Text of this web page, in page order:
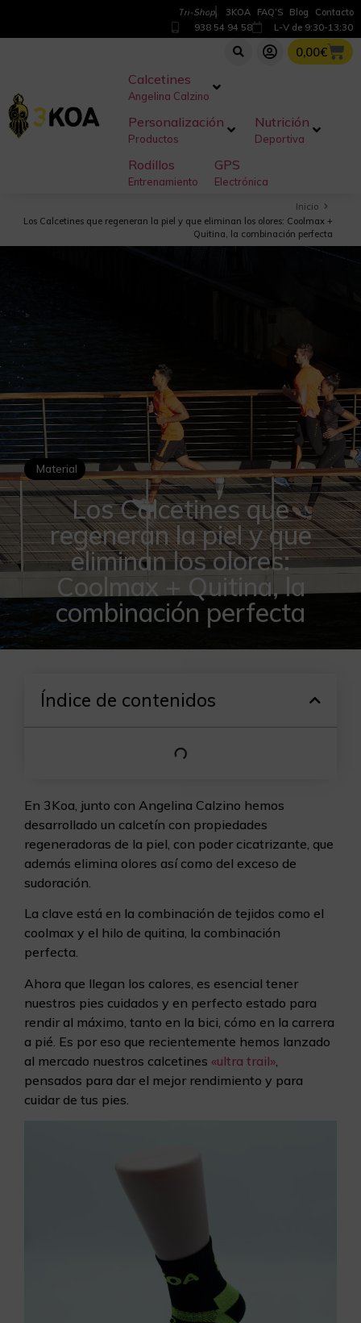
Tri-Shop 3KOA FAQ’S Blog Contacto
938 54 94 58 L-V de 9:30-13:30
0,00€
Calcetines
Angelina Calzino
Personalización
Productos
Nutrición
Deportiva
Rodillos
Entrenamiento
GPS
Electrónica
Inicio
Los Calcetines que regeneran la piel y que eliminan los olores: Coolmax +
Quitina, la combinación perfecta
Material
Los Calcetines que
regeneran la piel y que
eliminan los olores:
Coolmax + Quitina, la
combinación perfecta
Índice de contenidos
En 3Koa, junto con Angelina Calzino hemos
desarrollado un calcetín con propiedades
regeneradoras de la piel, con poder cicatrizante, que
además elimina olores así como del exceso de
sudoración.
La clave está en la combinación de tejidos como el
coolmax y el hilo de quitina, la combinación
perfecta.
Ahora que llegan los calores, es esencial tener
nuestros pies cuidados y en perfecto estado para
rendir al máximo, tanto en la bici, cómo en la carrera
a pié. Es por eso que recientemente hemos lanzado
al mercado nuestros calcetines «ultra trail»
pensados para dar el mejor rendimiento y para
cuidar de tus pies.